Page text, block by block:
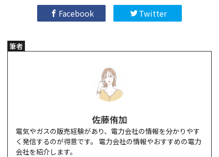
Facebook Twitter
筆者
佐藤侑加
電気やガスの販売経験があり、電力会社の情報を分かりやす
く発信するのが得意です。 電力会社の情報やおすすめの電力
会社を紹介します。